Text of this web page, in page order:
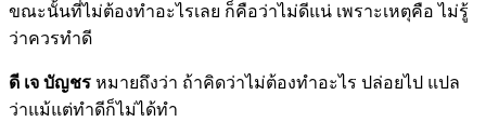
ขณะนั้นที่ไม่ต้องทำอะไรเลย ก็คือว่าไม่ดีแน่ เพราะเหตุคือ ไม่รู้
ว่าควรทำดี
ดี เจ บัญชร หมายถึงว่า ถ้าคิดว่าไม่ต้องทำอะไร ปล่อยไป แปล
ว่าแม้แต่ทำดีก็ไม่ได้ทำ